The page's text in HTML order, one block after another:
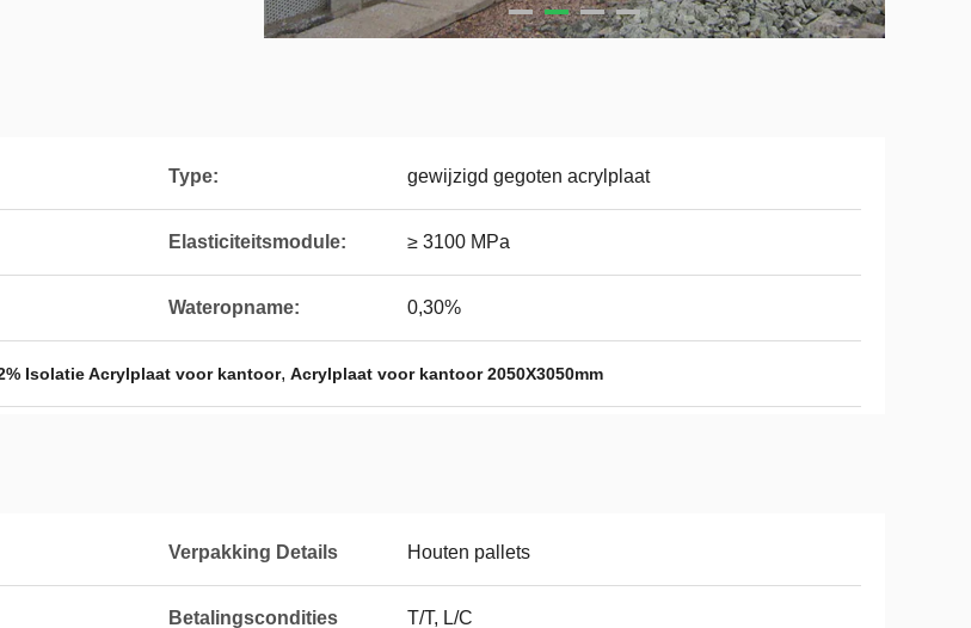
Type: gewijzigd gegoten acrylplaat
Elasticiteitsmodule: ≥ 3100 MPa
Wateropname: 0,30%
Isolatie Acrylplaat voor kantoor, Acrylplaat voor kantoor 2050X3050mm
Verpakking Details Houten pallets
Betalingscondities T/T, L/C